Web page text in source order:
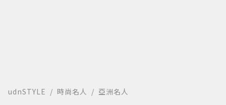
udnSTYLE 時尚名人 亞洲名人